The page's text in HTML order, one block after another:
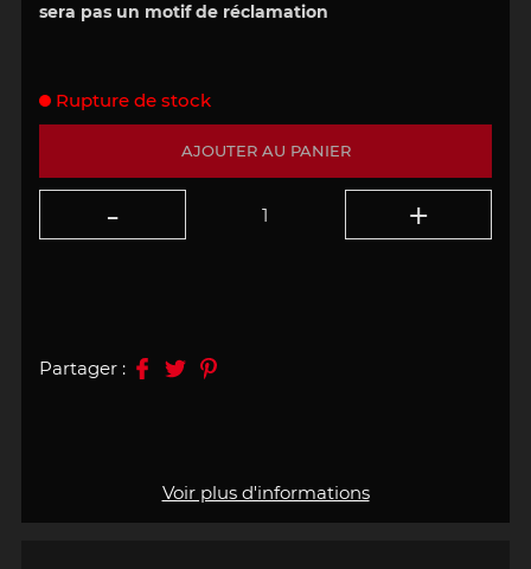
sera pas un motif de réclamation
Voir plus d'informations
AJOUTER AU PANIER
Rupture de stock
Partager :